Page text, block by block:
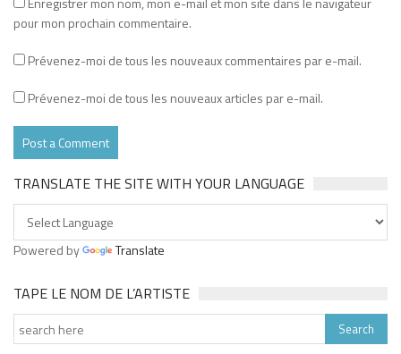
pour mon prochain commentaire.
Prévenez-moi de tous les nouveaux commentaires par e-mail.
Prévenez-moi de tous les nouveaux articles par e-mail.
TRANSLATE THE SITE WITH YOUR LANGUAGE
Powered by Translate
TAPE LE NOM DE L’ARTISTE